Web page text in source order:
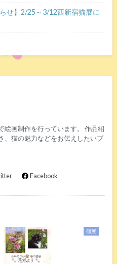
らせ】2/25～3/12西新宿猫展に
絵画制作を行っています。 作品紹
、猫の魅力などをお伝えしたいブ
Facebook
個展